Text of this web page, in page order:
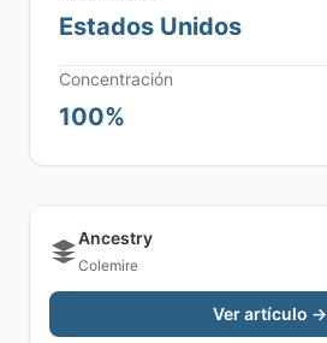
Estados Unidos
Concentración
100%
Ancestry
Colemire
Ver artículo →